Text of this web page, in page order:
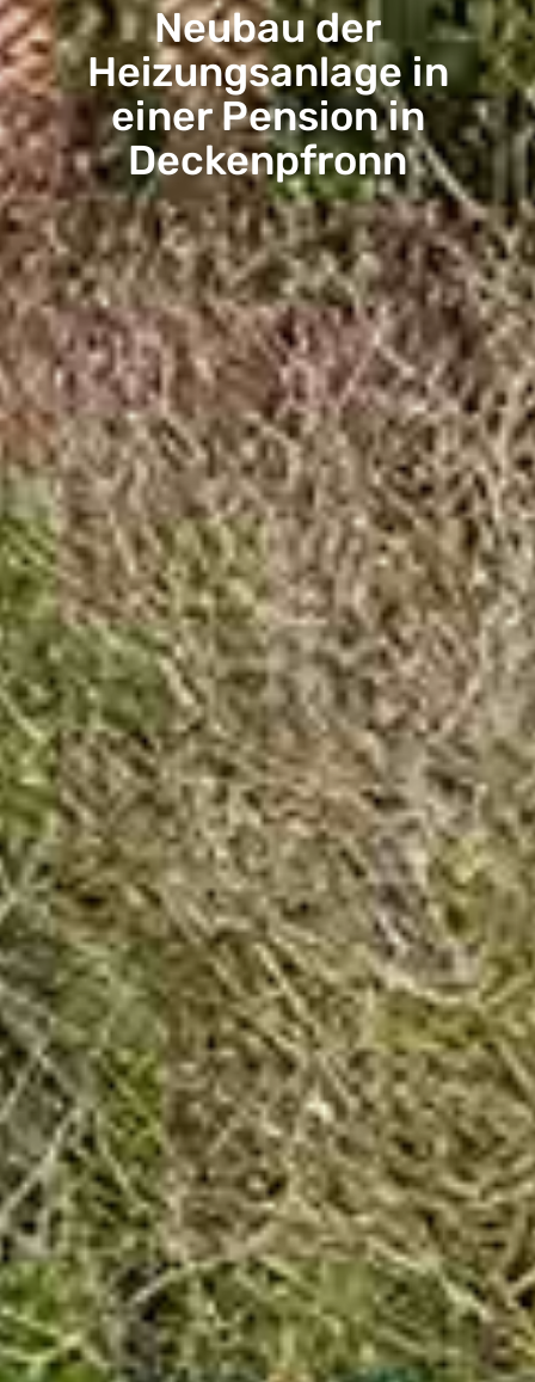
Neubau der
Heizungsanlage in
einer Pension in
Deckenpfronn